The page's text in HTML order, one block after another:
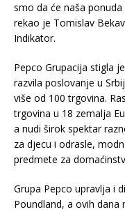
smo da će naša
rekao je Tomislav
Indikator.
Pepco Grupacija stigla
razvila poslovanje u
više od 100 trgovina.
trgovina u 18 zemalja
a nudi širok spektar
za djecu i odrasle,
predmete za
Grupa Pepco upravlja i
Poundland, a ovih dana